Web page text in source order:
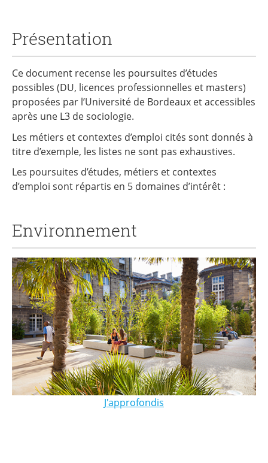
Présentation
Ce document recense les poursuites d’études
possibles (DU, licences professionnelles et masters)
proposées par l’Université de Bordeaux et accessibles
après une L3 de sociologie.
Les métiers et contextes d’emploi cités sont donnés à
titre d’exemple, les listes ne sont pas exhaustives.
Les poursuites d’études, métiers et contextes
d’emploi sont répartis en 5 domaines d’intérêt :
Environnement
J'approfondis